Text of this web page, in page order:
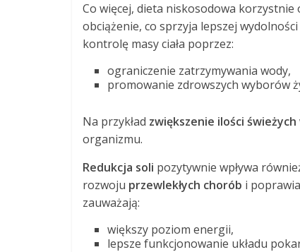
Co więcej, dieta niskosodowa korzystnie
obciążenie, co sprzyja lepszej
kontrolę masy ciała poprzez:
ograniczenie zatrzymywania wody,
promowanie zdrowszych wyborów
Na przykład zwiększenie ilości
organizmu.
Redukcja soli pozytywnie wpływa
rozwoju przewlekłych chorób i
zauważają:
większy poziom energii,
lepsze funkcjonowanie układu